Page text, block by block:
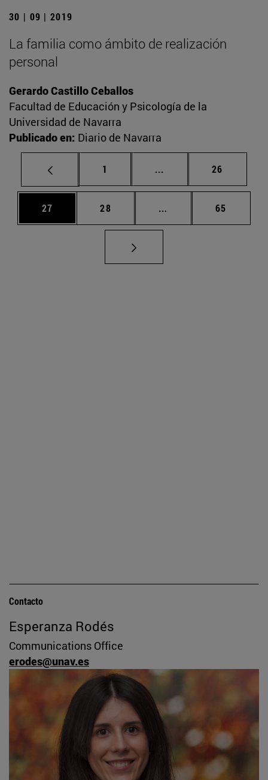
30 | 09 | 2019
La familia como ámbito de realización
personal
Gerardo Castillo Ceballos
Facultad de Educación y Psicología de la
Universidad de Navarra
Publicado en: Diario de Navarra
Página
1 ... Páginas intermedias
Página
26
Página
27 Página
28 ... Páginas intermedias
Página
65
Contacto
Esperanza Rodés
Communications Office
erodes@unav.es